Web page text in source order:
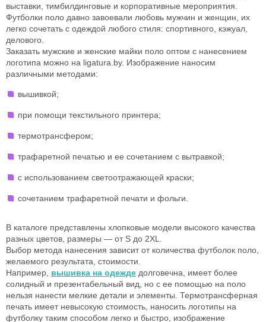
выставки, тимбилдинговые и корпоративные мероприятия.
Футболки поло давно завоевали любовь мужчин и женщин, их
легко сочетать с одеждой любого стиля: спортивного, кэжуал,
делового.
Заказать мужские и женские майки поло оптом с нанесением
логотипа можно на ligatura.by. Изображение наносим
различными методами:
вышивкой;
при помощи текстильного принтера;
термотрансфером;
трафаретной печатью и ее сочетанием с вытравкой;
с использованием светоотражающей краски;
сочетанием трафаретной печати и фольги.
В каталоге представлены хлопковые модели высокого качества
разных цветов, размеры — от S до 2XL.
Выбор метода нанесения зависит от количества футболок поло,
желаемого результата, стоимости.
Например, вышивка на одежде долговечна, имеет более
солидный и презентабельный вид, но с ее помощью на поло
нельзя нанести мелкие детали и элементы. Термотрансферная
печать имеет невысокую стоимость, наносить логотипы на
футболку таким способом легко и быстро, изображение